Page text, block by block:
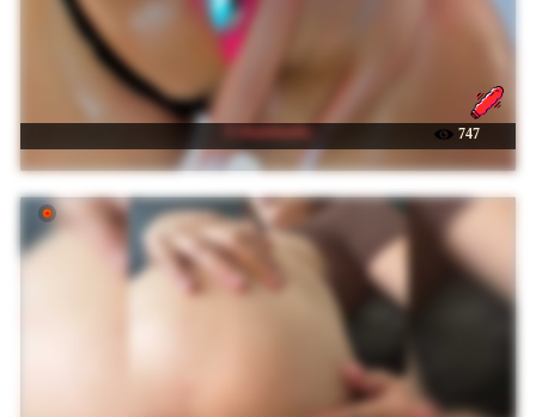
☉ danielaaida 747